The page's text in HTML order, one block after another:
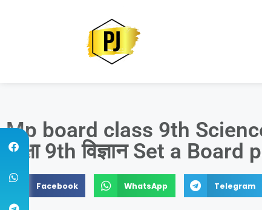
Mp board class 9th
कक्षा 9th विज्ञान Set a Board
Facebook WhatsApp Telegram